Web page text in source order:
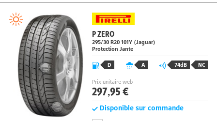
P ZERO
295/30 R20101Y
D A 74dB NC
Prix unitaire web
297,95 €
Disponible sur commande